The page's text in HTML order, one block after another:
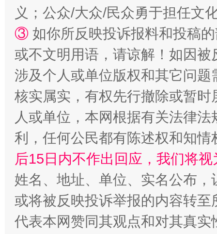
“蜀中异人”王建安的艺术幻境
义；公众/大众/民众勇于担任文
③ 如你所反映投诉报料和投稿
或不文明用语，请谅解！如因
涉及个人或单位版权和其它问题
核实属实，有权先行撤除或暂
人或单位，本网根据有关法律
利，任何公民都有陈述权和知情
后15日内不作出回应，我们将
姓名、地址、单位、实名公布
或将被反映投诉举报的内容转
代表本网赞同其观点和对其真实